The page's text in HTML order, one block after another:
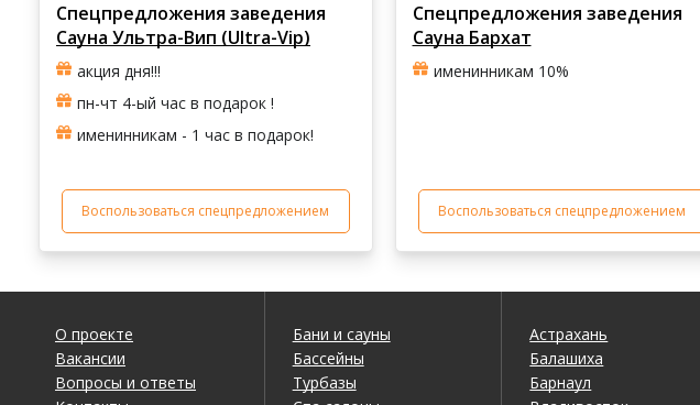
Спецпредложения заведения
Сауна Ультра-Вип (Ultra-Vip)
акция дня!!!
пн-чт 4-ый час в подарок !
именинникам - 1 час в подарок!
Воспользоваться спецпредложением
Спецпредложения заведения
Сауна Бархат
именинникам 10%
Воспользоваться спецпредложением
О проекте
Вакансии
Вопросы и ответы
Бани и сауны
Бассейны
Турбазы
Астрахань
Балашиха
Барнаул